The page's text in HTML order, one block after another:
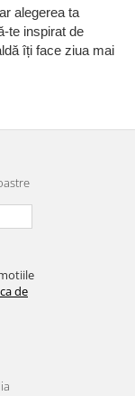
alegerea ta
te inspirat de
îți face ziua mai
de